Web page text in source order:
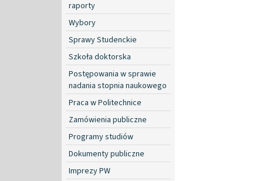
raporty
Wybory
Sprawy Studenckie
Szkoła doktorska
Postępowania w sprawie
nadania stopnia naukowego
Praca w Politechnice
Zamówienia publiczne
Programy studiów
Dokumenty publiczne
Imprezy PW